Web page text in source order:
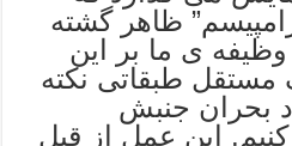
ظاهر گشته
ی ما بر این
طبقاتی نکته
بحران جنبش
این عمل از قبل